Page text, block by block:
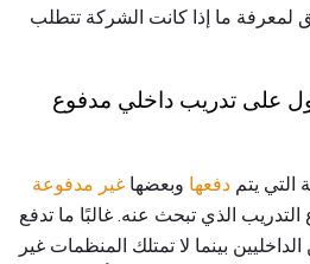
لمعرفة ما إذا كانت الشركة تتطلب
على تدريب داخلي مدفوع
التي يتم دفعها وبعضها غير مدفوعة
التدريب الذي تبحث عنه. غالبًا ما تدفع
بينما لا تمتلك المنظمات غير